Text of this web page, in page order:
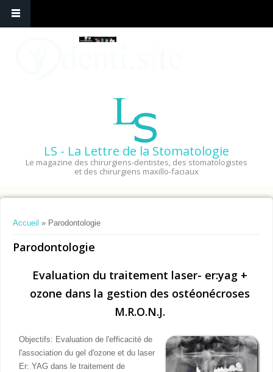
LS - La Lettre de la Stomatologie
Le magazine des chirurgiens-dentistes, des stomatologistes
et des chirurgiens maxillo-faciaux
Vous êtes ici
Accueil » Parodontologie
Parodontologie
Evaluation du traitement laser- er:yag +
ozone dans la gestion des ostéonécroses
M.R.O.N.J.
Objectifs: Evaluation de l'efficacité de
l'association du gel d'ozone et du laser
Er: YAG dans le traitement de